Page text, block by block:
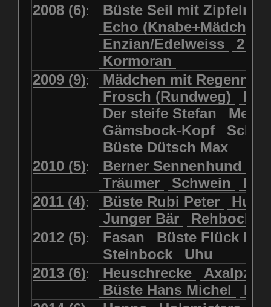
2008 (6):
Büste Seil mit
Echo
Enzian/Edelweiss
2
Kormoran
2009 (9):
Mädchen mit
Frosch (Rundweg)
Der steife Stefan
Gämsbock-Kopf
Büste Dütsch Max
2010 (5): Berner Sennenhund
Träumer
Schwein
2011 (4): Büste Rubi Peter
Junger Bär
2012 (5): Fasan
Büste Flück
Steinbock
Uhu
2013 (6): Heuschrecke
Büste Hans Michel